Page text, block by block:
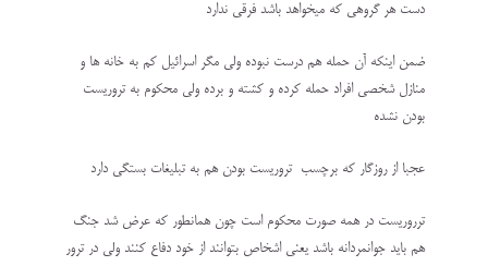
دست هر گروهی که میخواهد باشد فرقی ندارد
ضمن اینکه آن حمله هم درست نبوده ولی مگر اسرائیل کم به خانه ها و
منازل شخصی افراد حمله کرده و کشته و برده ولی محکوم به تروریست
بودن نشده
عجبا از روزگار که برچسب تروریست بودن هم به تبلیغات بستگی دارد
ترروریست در همه صورت محکوم است چون همانطور که عرض شد جنگ
هم باید جوانمردانه باشد یعنی اشخاص بتوانند از خود دفاع کنند ولی در ترور